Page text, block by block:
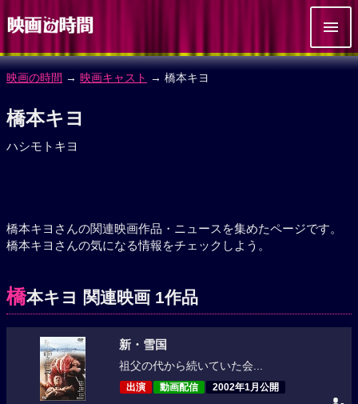
映画の時間 → 映画キャスト → 橋本キヨ
橋本キヨ
ハシモトキヨ
橋本キヨさんの関連映画作品・ニュースを集めたページです。
橋本キヨさんの気になる情報をチェックしよう。
橋本キヨ 関連映画 1作品
新・雪国
祖父の代から続いていた会...
出演 動画配信 2002年1月公開